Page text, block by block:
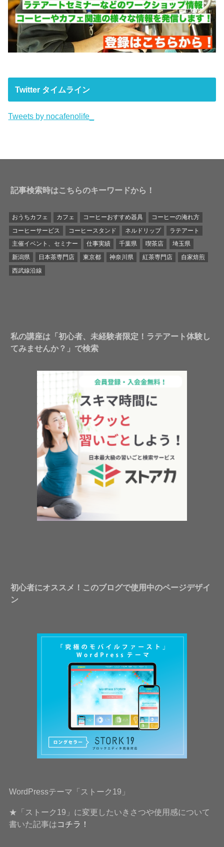
Twitter タイムライン
Tweets by nocafenolife_
記事検索時はこちらのキーワードから！
おうちカフェ カフェ コーヒーおすすめ器具
コーヒーの淹れ方
コーヒーサービス
コーヒースタンド ネルドリップ
ラテアート
主催イベント、セミナー
仕事実績 千葉県 喫茶店
埼玉県
新潟県
日本茶専門店 東京都 神奈川県 紅茶専門店
自家焙煎
西武線沿線
私の講座は「初心者、未経験者限定！ラテアート体験し
てみませんか？」で検索
初心者にオススメ！このブログで使用中のページデザイ
ン
WordPressテーマ「ストーク19」
★「ストーク19」に変更したいきさつや使用感について
書いた記事はコチラ！